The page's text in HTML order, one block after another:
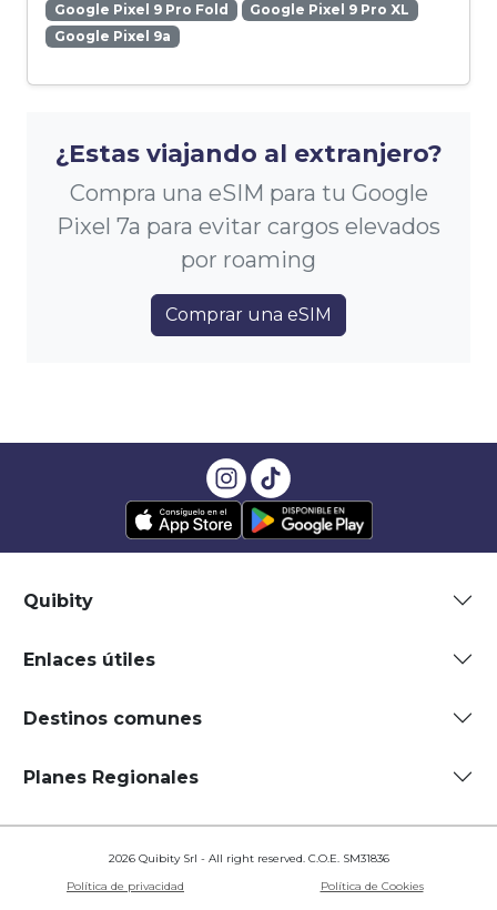
Google Pixel 9 Pro Fold
Google Pixel 9 Pro XL
Google Pixel 9a
¿Estas viajando al extranjero?
Compra una eSIM para tu Google
Pixel 7a para evitar cargos elevados
por roaming
Comprar una eSIM
Quibity
Enlaces útiles
Destinos comunes
Planes Regionales
2026 Quibity Srl - All right reserved. C.O.E. SM31836
Política de privacidad
Política de Cookies